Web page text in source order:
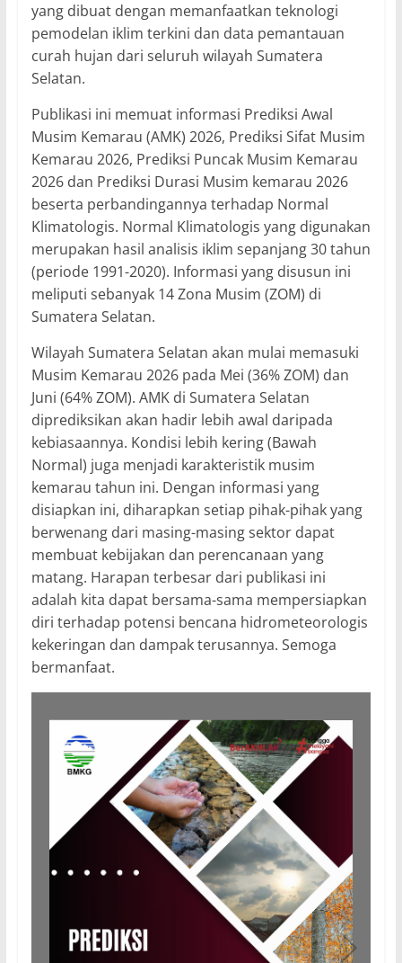
yang dibuat dengan memanfaatkan teknologi
pemodelan iklim terkini dan data pemantauan
curah hujan dari seluruh wilayah Sumatera
Selatan.
Publikasi ini memuat informasi Prediksi Awal
Musim Kemarau (AMK) 2026, Prediksi Sifat Musim
Kemarau 2026, Prediksi Puncak Musim Kemarau
2026 dan Prediksi Durasi Musim kemarau 2026
beserta perbandingannya terhadap Normal
Klimatologis. Normal Klimatologis yang digunakan
merupakan hasil analisis iklim sepanjang 30 tahun
(periode 1991-2020). Informasi yang disusun ini
meliputi sebanyak 14 Zona Musim (ZOM) di
Sumatera Selatan.
Wilayah Sumatera Selatan akan mulai memasuki
Musim Kemarau 2026 pada Mei (36% ZOM) dan
Juni (64% ZOM). AMK di Sumatera Selatan
diprediksikan akan hadir lebih awal daripada
kebiasaannya. Kondisi lebih kering (Bawah
Normal) juga menjadi karakteristik musim
kemarau tahun ini. Dengan informasi yang
disiapkan ini, diharapkan setiap pihak-pihak yang
berwenang dari masing-masing sektor dapat
membuat kebijakan dan perencanaan yang
matang. Harapan terbesar dari publikasi ini
adalah kita dapat bersama-sama mempersiapkan
diri terhadap potensi bencana hidrometeorologis
kekeringan dan dampak terusannya. Semoga
bermanfaat.